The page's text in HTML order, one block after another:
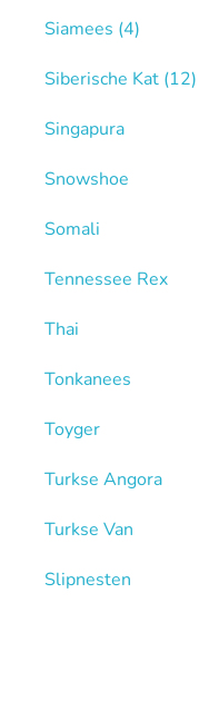
Siamees (4)
Siberische Kat (12)
Singapura
Snowshoe
Somali
Tennessee Rex
Thai
Tonkanees
Toyger
Turkse Angora
Turkse Van
Slipnesten